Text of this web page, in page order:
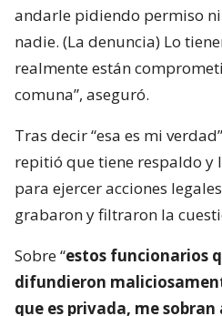
andarle pidiendo permiso
nadie. (La denuncia) Lo
realmente están
comuna”, aseguró.
Tras decir “esa es mi
repitió que tiene respaldo y
para ejercer acciones
grabaron y filtraron la
Sobre “estos funcionarios
difundieron
que es privada, me